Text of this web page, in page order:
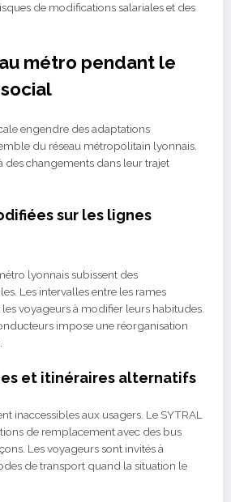
de modifications salariales et des
métro pendant le
engendre des adaptations
du réseau métropolitain lyonnais.
des changements dans leur trajet
sur les lignes
lyonnais subissent des
Les intervalles entre les rames
voyageurs à modifier leurs habitudes.
impose une réorganisation
et itinéraires alternatifs
inaccessibles aux usagers. Le SYTRAL
de remplacement avec des bus
Les voyageurs sont invités à
de transport quand la situation le